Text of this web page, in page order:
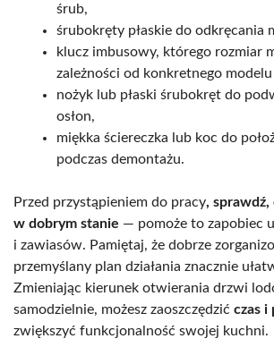
śrub,
śrubokręty płaskie do odkręcania
klucz imbusowy, którego rozmiar
zależności od konkretnego
nożyk lub płaski śrubokręt do
osłon,
miękka ściereczka lub koc do
podczas demontażu.
Przed przystąpieniem do pracy, sprawdź,
w dobrym stanie — pomoże to zapobiec
i zawiasów. Pamiętaj, że dobrze
przemyślany plan działania znacznie
Zmieniając kierunek otwierania drzwi
samodzielnie, możesz zaoszczędzić czas i
zwiększyć funkcjonalność swojej kuchni.